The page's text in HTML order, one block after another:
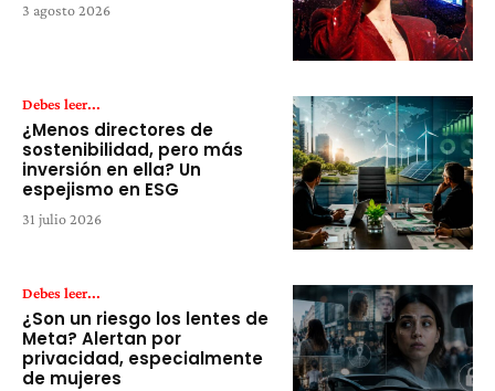
3 agosto 2026
Debes leer...
¿Menos directores de
sostenibilidad, pero más
inversión en ella? Un
espejismo en ESG
31 julio 2026
Debes leer...
¿Son un riesgo los lentes de
Meta? Alertan por
privacidad, especialmente
de mujeres